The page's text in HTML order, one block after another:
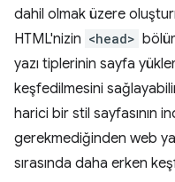
dahil olmak üzere
HTML'nizin <head>
yazı tiplerinin sayfa
keşfedilmesini
harici bir stil sayfasının
gerekmediğinden web
sırasında daha erken